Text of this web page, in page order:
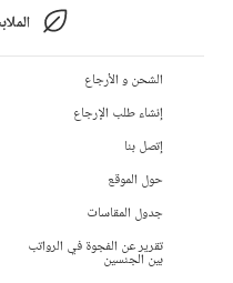
الشحن و الأرجاع
إنشاء طلب الإرجاع
إتصل بنا
حول الموقع
جدول المقاسات
تقرير عن الفجوة في الرواتب
بين الجنسين